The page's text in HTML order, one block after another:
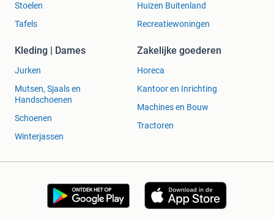
Stoelen
Tafels
Huizen Buitenland
Recreatiewoningen
Kleding | Dames
Jurken
Mutsen, Sjaals en
Handschoenen
Schoenen
Winterjassen
Zakelijke goederen
Horeca
Kantoor en Inrichting
Machines en Bouw
Tractoren